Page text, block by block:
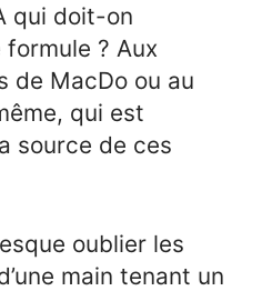
qui doit-on
? Aux
de MacDo ou au
qui est
source de ces
oublier les
main tenant un